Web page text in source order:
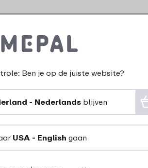
fruitbox met
Friends
949
Ben je op de juiste website?
- Nederlands blijven
USA - English gaan